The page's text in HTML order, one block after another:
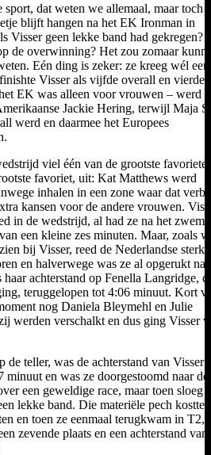
sport, dat weten we allemaal, maar toch
blijft hangen na het EK Ironman in
Visser geen lekke band had gekregen?
de overwinning? Het zou zomaar
Eén ding is zeker: ze kreeg wél
Visser als vijfde overall en vierde
EK was alleen voor vrouwen – werd
Jackie Hering, terwijl Maja
werd en daarmee het Europees
viel één van de grootste
favoriet, uit: Kat Matthews werd
inhalen in een zone waar dat
kansen voor de andere vrouwen.
in de wedstrijd, al had ze na het
een kleine zes minuten. Maar, zoals
bij Visser, reed de Nederlandse sterk
en halverwege was ze al opgerukt
haar achterstand op Fenella Langridge,
teruggelopen tot 4:06 minuut. Kort
nog Daniela Bleymehl en Julie
werden verschalkt en dus ging Visser
de teller, was de achterstand van Visser
minuut en was ze doorgestoomd naar de
een geweldige race, maar toen sloeg
lekke band. Die materiële pech kostte
en toen ze eenmaal terugkwam in T2,
zevende plaats en een achterstand